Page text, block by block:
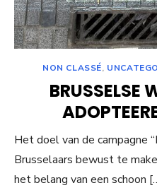
NON CLASSÉ,
BRUSSELSE
Het doel van de campagne
Brusselaars bewust te
het belang van een schoon